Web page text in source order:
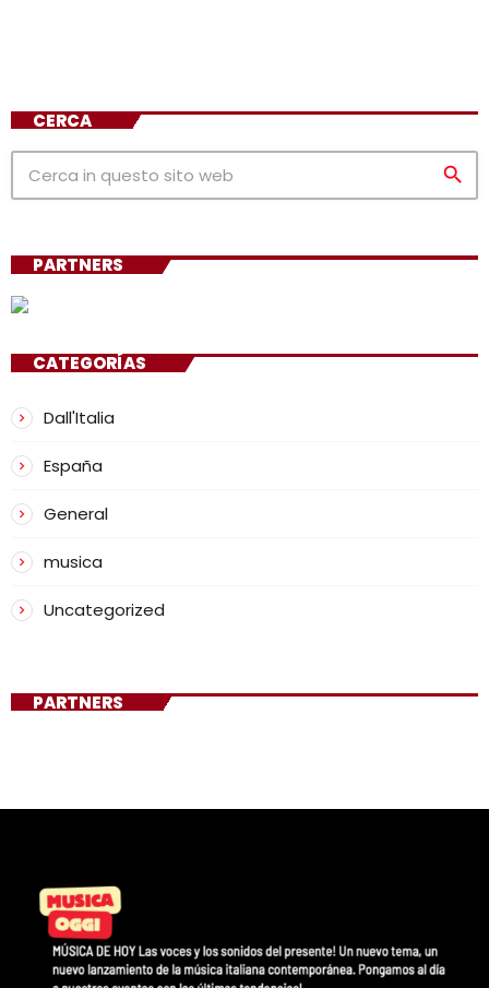
CERCA
search
PARTNERS
CATEGORÍAS
Dall'Italia
España
General
musica
Uncategorized
PARTNERS